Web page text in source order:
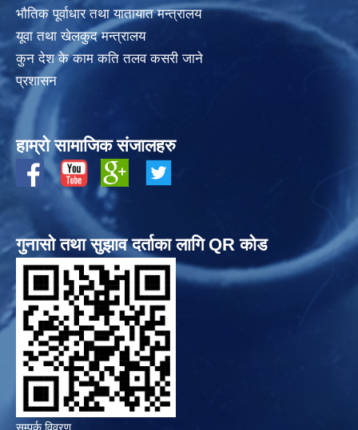
भाैतिक पूर्वाधार तथा यातायात मन्त्रालय
यूवा तथा खेलकुद मन्त्रालय
कुन देश के काम कति तलव कसरी जाने
प्रशासन
हाम्रो सामाजिक संजालहरु
गुनासो तथा सुझाव दर्ताका लागि QR कोड
सम्पर्क विवरण